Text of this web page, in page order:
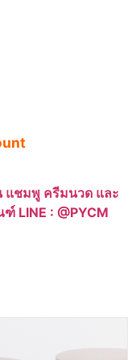
แชมพู ครีมนวด และ
LINE : @PYCM